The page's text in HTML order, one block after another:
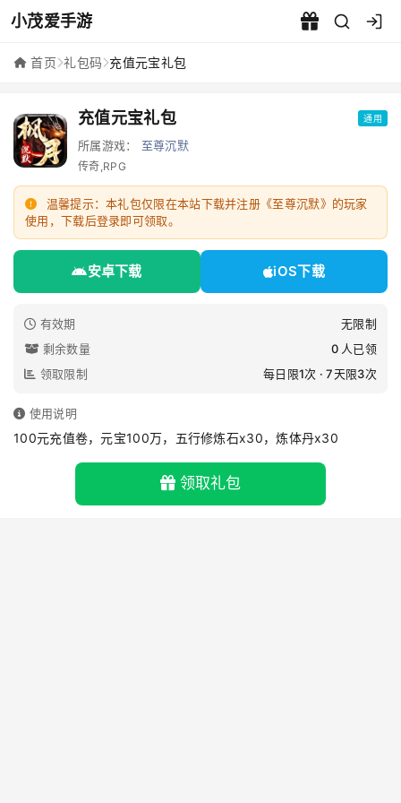
小茂爱手游
充值元宝礼包 - 小茂爱手游
首页 礼包码 充值元宝礼包
充值元宝礼包 通用
所属游戏： 至尊沉默
传奇,RPG
温馨提示：本礼包仅限在本站下载并注册《至尊沉默》的玩家
使用，下载后登录即可领取。
安卓下载 iOS下载
有效期
无限制
剩余数量
0 人已领
领取限制
每日限1次 · 7天限3次
使用说明
100元充值卷，元宝100万，五行修炼石x30，炼体丹x30
领取礼包